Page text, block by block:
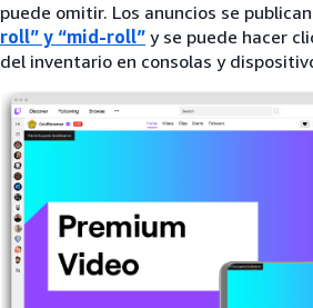
puede omitir. Los anuncios se
roll” y “mid-roll” y se puede hacer
del inventario en consolas y